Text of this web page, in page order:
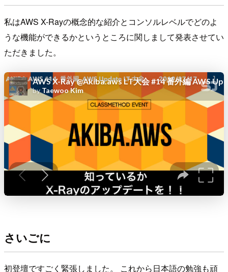
私はAWS X-Rayの概念的な紹介とコンソルレベルでどのよ
うな機能ができるかというところに関しまして発表させてい
ただきました。
さいごに
初登壇ですごく緊張しました。 これから日本語の勉強も頑